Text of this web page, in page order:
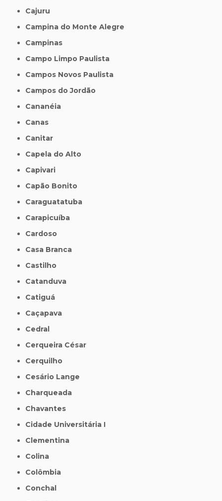
Cajuru
Campina do Monte Alegre
Campinas
Campo Limpo Paulista
Campos Novos Paulista
Campos do Jordão
Cananéia
Canas
Canitar
Capela do Alto
Capivari
Capão Bonito
Caraguatatuba
Carapicuíba
Cardoso
Casa Branca
Castilho
Catanduva
Catiguá
Caçapava
Cedral
Cerqueira César
Cerquilho
Cesário Lange
Charqueada
Chavantes
Cidade Universitária I
Clementina
Colina
Colômbia
Conchal